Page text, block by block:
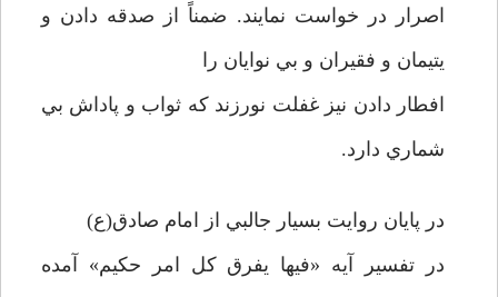
اصرار در خواست نمايند. ضمناً از صدقه دادن و
يتيمان و فقيران و بي نوايان را
افطار دادن نيز غفلت نورزند که ثواب و پاداش بي
شماري دارد.
در پايان روايت بسيار جالبي از امام صادق(ع)
در تفسير آيه «فيها يفرق کل امر حکيم» آمده